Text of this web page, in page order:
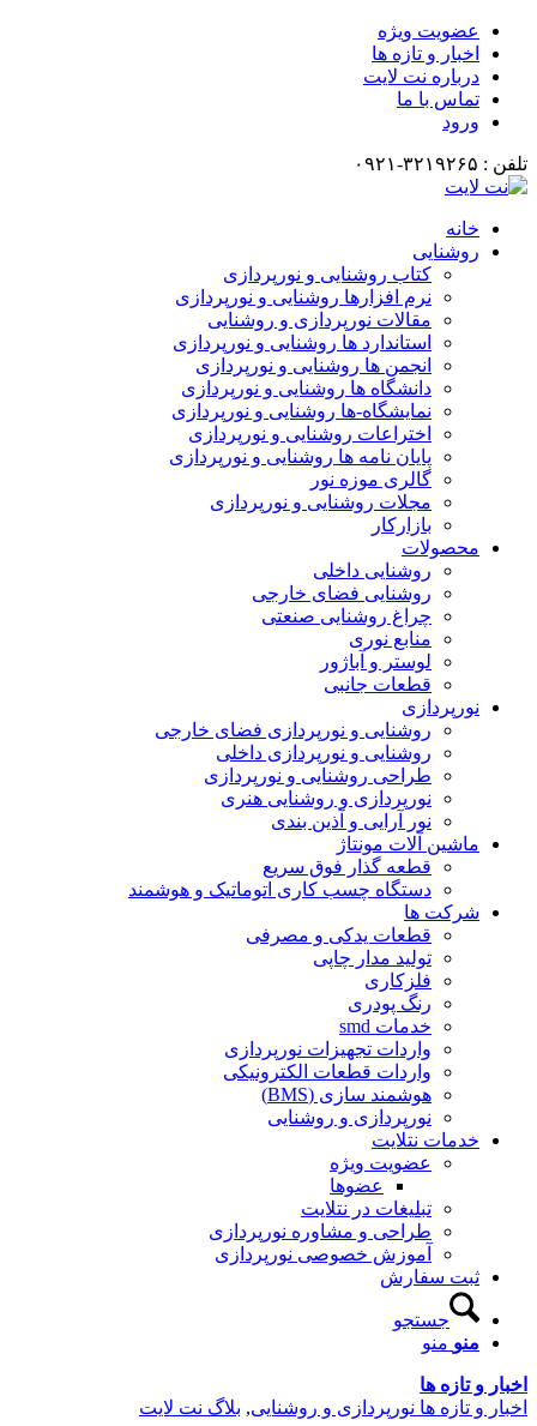
عضویت ویژه
اخبار و تازه ها
درباره نت لایت
تماس با ما
ورود
تلفن : ۳۲۱۹۲۶۵-۰۹۲۱
خانه
روشنایی
کتاب روشنایی و نورپردازی
نرم افزارها روشنایی و نورپردازی
مقالات نورپردازی و روشنایی
استاندارد ها روشنایی و نورپردازی
انجمن ها روشنایی و نورپردازی
دانشگاه ها روشنایی و نورپردازی
نمایشگاه-ها روشنایی و نورپردازی
اختراعات روشنایی و نورپردازی
پایان نامه ها روشنایی و نورپردازی
گالری موزه نور
مجلات روشنایی و نورپردازی
بازارکار
محصولات
روشنایی داخلی
روشنایی فضای خارجی
چراغ روشنایی صنعتی
منابع نوری
لوستر و آباژور
قطعات جانبی
نورپردازی
روشنایی و نورپردازی فضای خارجی
روشنایی و نورپردازی داخلی
طراحی روشنایی و نورپردازی
نورپردازی و روشنایی هنری
نور آرایی و آذین بندی
ماشین آلات مونتاژ
قطعه گذار فوق سریع
دستگاه چسب کاری اتوماتیک و هوشمند
شرکت ها
قطعات یدکی و مصرفی
تولید مدار چاپی
فلزکاری
رنگ پودری
خدمات smd
واردات تجهیزات نورپردازی
واردات قطعات الکترونیکی
هوشمند سازی (BMS)
نورپردازی و روشنایی
خدمات نتلایت
عضویت ویژه
عضوها
تبلیغات در نتلایت
طراحی و مشاوره نورپردازی
آموزش خصوصی نورپردازی
ثبت سفارش
جستجو
منو منو
اخبار و تازه ها
اخبار و تازه ها نورپردازی و روشنایی, بلاگ نت لایت